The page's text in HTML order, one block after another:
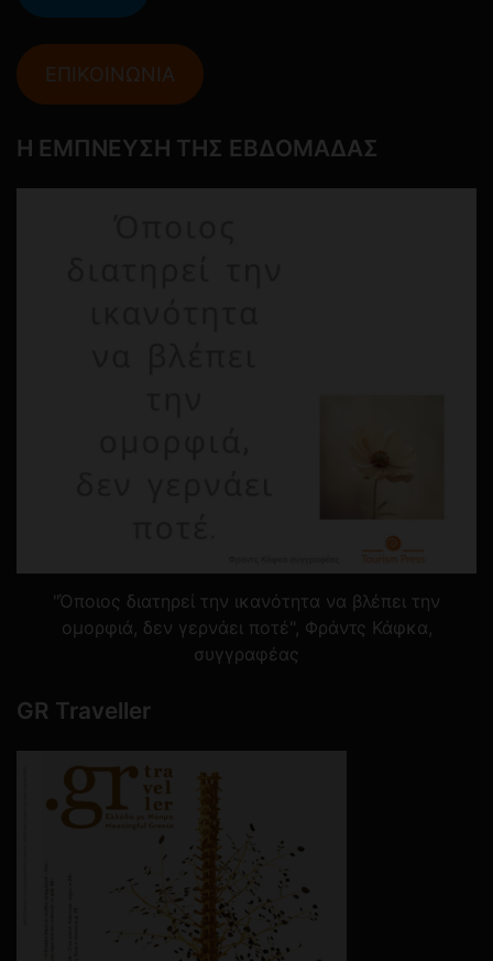
ΕΠΙΚΟΙΝΩΝΙΑ
Η ΕΜΠΝΕΥΣΗ ΤΗΣ ΕΒΔΟΜΑΔΑΣ
"Όποιος διατηρεί την ικανότητα να βλέπει την
ομορφιά, δεν γερνάει ποτέ", Φράντς Κάφκα,
συγγραφέας
GR Traveller